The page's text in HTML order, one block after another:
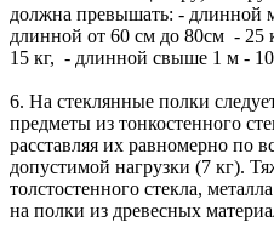
должна превышать: -
длинной от 60 см до 80см - 25
15 кг, - длинной свыше 1 м -
6. На стеклянные полки
предметы из тонкостенного
расставляя их равномерно по
допустимой нагрузки (7 кг).
толстостенного стекла,
на полки из древесных